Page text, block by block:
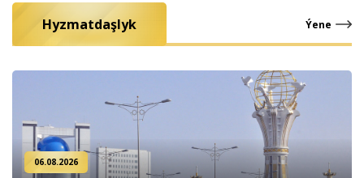
Hyzmatdaşlyk Ýene
06.08.2026